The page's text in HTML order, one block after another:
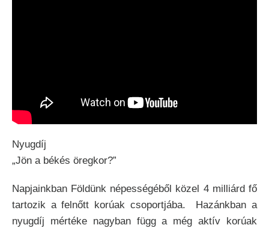
Nyugdíj
„Jön a békés öregkor?”
Napjainkban Földünk népességéből közel 4 milliárd fő
tartozik a felnőtt korúak csoportjába. Hazánkban a
nyugdíj mértéke nagyban függ a még aktív korúak